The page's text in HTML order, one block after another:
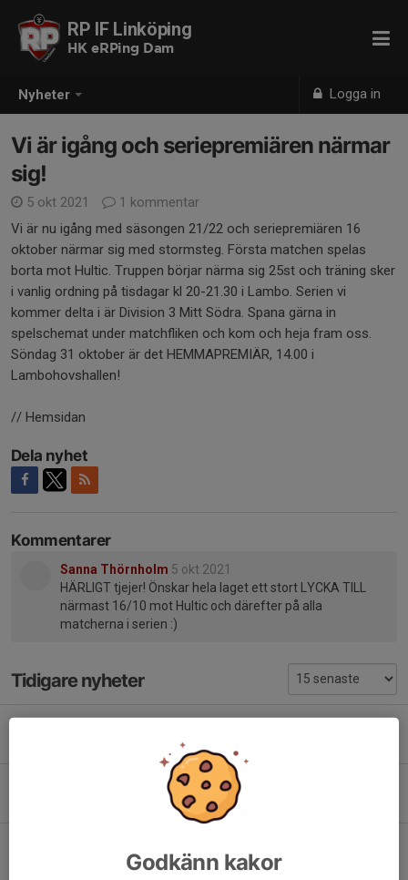
Nyheter Logga in
RP IF Linköping
HK eRPing Dam
Vi är igång och seriepremiären närmar
sig!
5 okt 2021
1 kommentar
Vi är nu igång med säsongen 21/22 och seriepremiären 16
oktober närmar sig med stormsteg. Första matchen spelas
borta mot Hultic. Truppen börjar närma sig 25st och träning sker
i vanlig ordning på tisdagar kl 20-21.30 i Lambo. Serien vi
kommer delta i är Division 3 Mitt Södra. Spana gärna in
spelschemat under matchfliken och kom och heja fram oss.
Söndag 31 oktober är det HEMMAPREMIÄR, 14.00 i
Lambohovshallen!
// Hemsidan
Dela nyhet
Kommentarer
Sanna Thörnholm 5 okt 2021
HÄRLIGT tjejer! Önskar hela laget ett stort LYCKA TILL
närmast 16/10 mot Hultic och därefter på alla
matcherna i serien :)
Tidigare nyheter
Vi är igång med säsongen 23/24!
0
22 okt 2022 0
Godkänn kakor